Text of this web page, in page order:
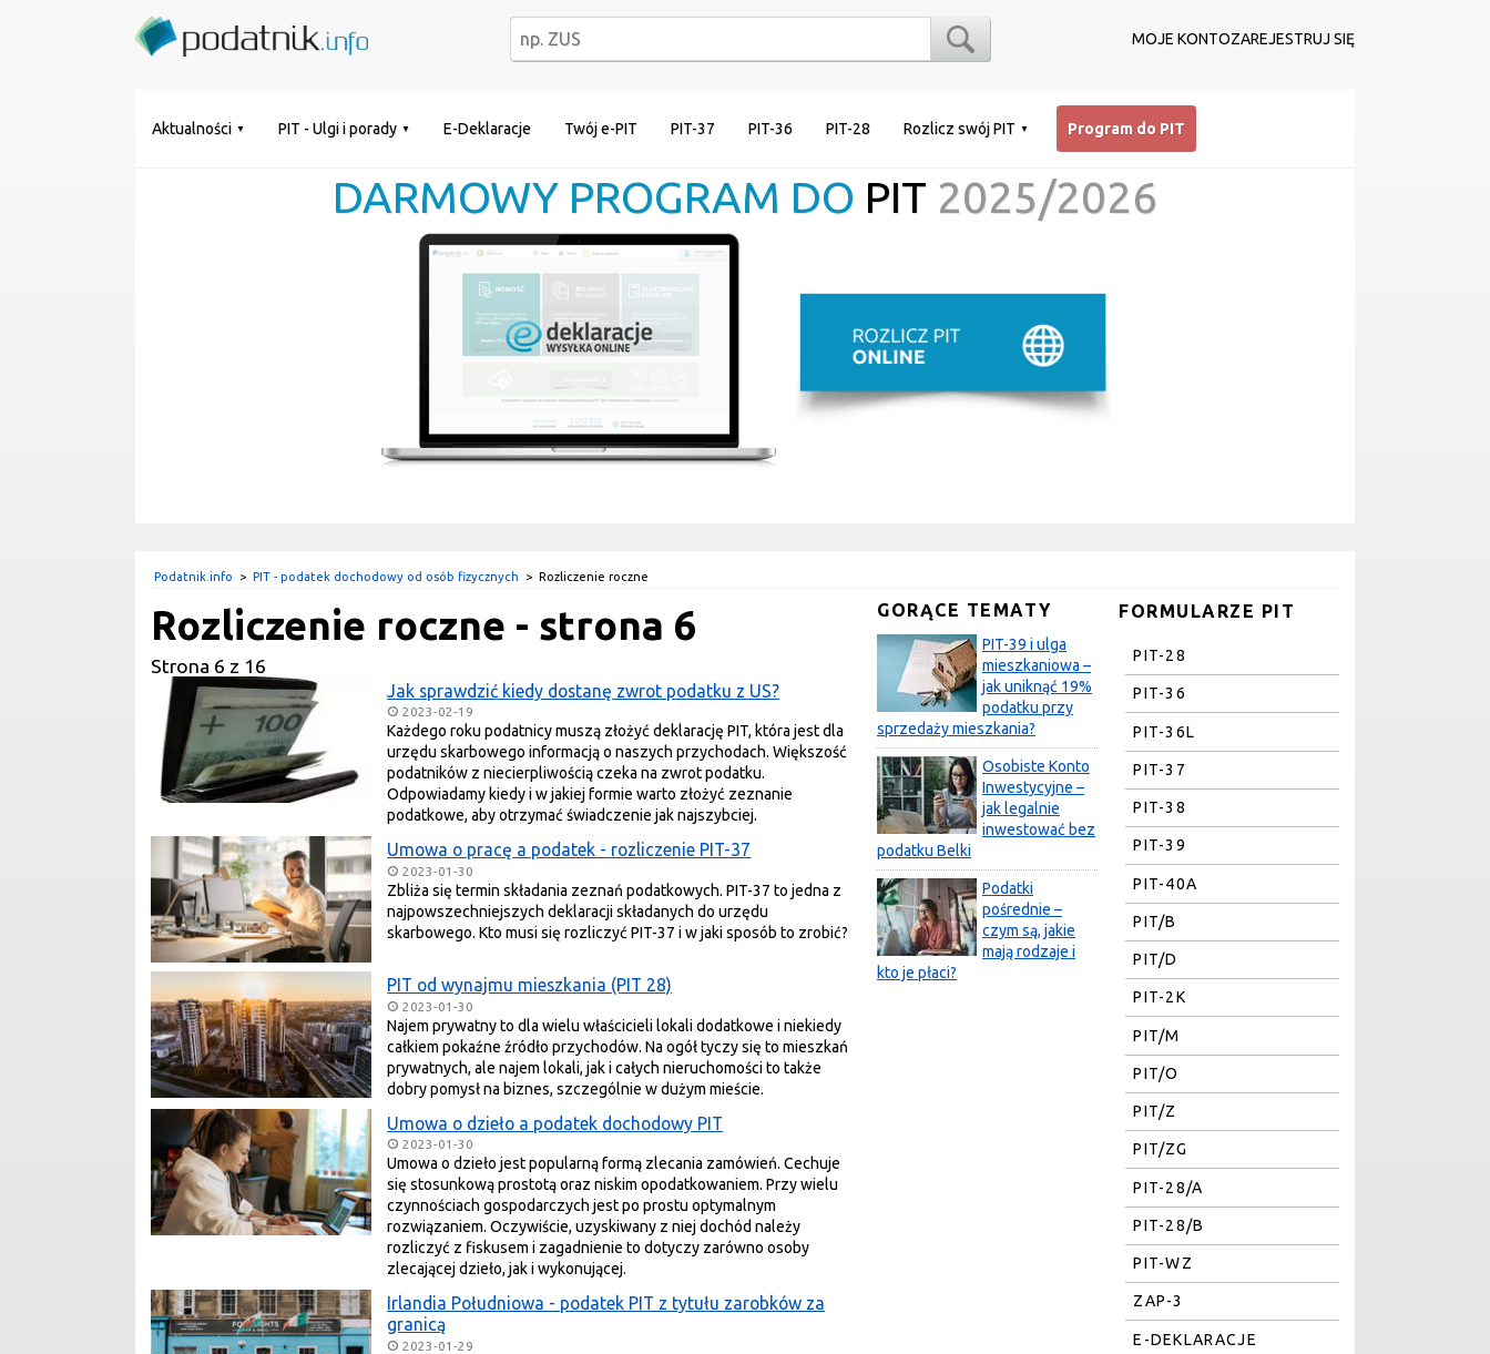
MOJE KONTOZAREJESTRUJ SIĘ
Aktualności PIT - Ulgi i porady E-Deklaracje Twój e-PIT PIT-37 PIT-36 PIT-28 Rozlicz swój PIT Program do PIT
DARMOWY PROGRAM DO PIT 2025/2026
Podatnik.info > PIT - podatek dochodowy od osób fizycznych > Rozliczenie roczne
GORĄCE TEMATY
PIT-39 i ulga
mieszkaniowa –
jak uniknąć 19%
podatku przy
sprzedaży mieszkania?
Osobiste Konto
Inwestycyjne –
jak legalnie
inwestować bez
podatku Belki
Podatki
pośrednie –
czym są, jakie
mają rodzaje i
kto je płaci?
FORMULARZE PIT
PIT-28
PIT-36
PIT-36L
PIT-37
PIT-38
PIT-39
PIT-40A
PIT/B
PIT/D
PIT-2K
PIT/M
PIT/O
PIT/Z
PIT/ZG
PIT-28/A
PIT-28/B
PIT-WZ
ZAP-3
E-DEKLARACJE
Rozliczenie roczne - strona 6
Strona 6 z 16
Jak sprawdzić kiedy dostanę zwrot podatku z US?
2023-02-19
Każdego roku podatnicy muszą złożyć deklarację PIT, która jest dla
urzędu skarbowego informacją o naszych przychodach. Większość
podatników z niecierpliwością czeka na zwrot podatku.
Odpowiadamy kiedy i w jakiej formie warto złożyć zeznanie
podatkowe, aby otrzymać świadczenie jak najszybciej.
Umowa o pracę a podatek - rozliczenie PIT-37
2023-01-30
Zbliża się termin składania zeznań podatkowych. PIT-37 to jedna z
najpowszechniejszych deklaracji składanych do urzędu
skarbowego. Kto musi się rozliczyć PIT-37 i w jaki sposób to zrobić?
PIT od wynajmu mieszkania (PIT 28)
2023-01-30
Najem prywatny to dla wielu właścicieli lokali dodatkowe i niekiedy
całkiem pokaźne źródło przychodów. Na ogół tyczy się to mieszkań
prywatnych, ale najem lokali, jak i całych nieruchomości to także
dobry pomysł na biznes, szczególnie w dużym mieście.
Umowa o dzieło a podatek dochodowy PIT
2023-01-30
Umowa o dzieło jest popularną formą zlecania zamówień. Cechuje
się stosunkową prostotą oraz niskim opodatkowaniem. Przy wielu
czynnościach gospodarczych jest po prostu optymalnym
rozwiązaniem. Oczywiście, uzyskiwany z niej dochód należy
rozliczyć z fiskusem i zagadnienie to dotyczy zarówno osoby
zlecającej dzieło, jak i wykonującej.
Irlandia Południowa - podatek PIT z tytułu zarobków za
granicą
2023-01-29